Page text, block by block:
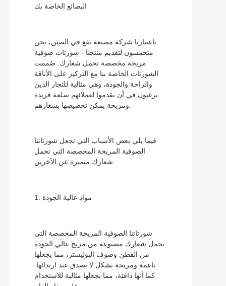
البضائع الخاصة بك
باعتبارنا شركة مصنعة تقع في الصين، نحن
متحمسون لتقديم منتجنا - شورتات صوفية
مريحة مخصصة تحمل شعارك. صُممت
الشورتات الخاصة بنا مع التركيز على الأناقة
والراحة والجودة، وهي مثالية للتجار الذين
يرغبون في أن يقدموا لعملائهم سلعة فريدة
فيما يلي بعض الأسباب التي تجعل شورتاتنا
الصوفية المريحة المخصصة التي تحمل
شعارك متميزة عن الآخرين:
شورتاتنا الصوفية المريحة المخصصة التي
تحمل شعارك مصنوعة من مزيج عالي الجودة
من القطن وصوف البوليستر، مما يجعلها
ناعمة ومريحة بشكل لا يصدق عند ارتدائها.
كما أنها دافئة، مما يجعلها مثالية للاستخدام